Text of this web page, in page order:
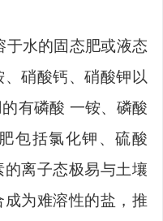
于水的固态肥或液态
硝酸钙、硝酸钾以
有磷酸 一铵、磷酸
包括氯化钾、硫酸
离子态极易与土壤
为难溶性的盐，推